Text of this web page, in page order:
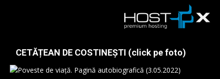
CETĂȚEAN DE COSTINEȘTI (click pe foto)